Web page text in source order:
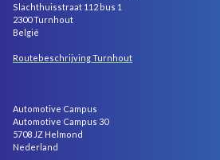
Slachthuisstraat 112 bus 1
2300 Turnhout
België
Routebeschrijving Turnhout
Automotive Campus
Automotive Campus 30
5708 JZ Helmond
Nederland